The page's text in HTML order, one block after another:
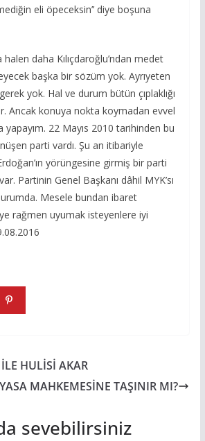
eli öpeceksin’’ diye boşuna
daha Kılıçdaroğlu’ndan medet
başka bir sözüm yok. Ayrıyeten
yok. Hal ve durum bütün çıplaklığı
Ancak konuya nokta koymadan evvel
yapayım. 22 Mayıs 2010 tarihinden bu
parti vardı. Şu an itibariyle
yörüngesine girmiş bir parti
Partinin Genel Başkanı dâhil MYK’sı
Mesele bundan ibaret
rağmen uyumak isteyenlere iyi
HULİSİ AKAR
MAHKEMESİNE TAŞINIR MI?
sevebilirsiniz